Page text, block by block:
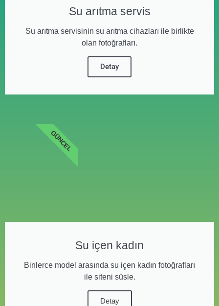
Su arıtma servis
Su arıtma servisinin su arıtma cihazları ile birlikte
olan fotoğrafları.
Detay
Su içen kadın
Binlerce model arasında su içen kadın fotoğrafları
ile siteni süsle.
Detay
GÜNCEL